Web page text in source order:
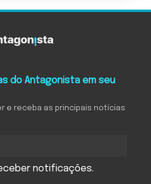
do Antagonista em seu
e receba as principais notícias
notificações.